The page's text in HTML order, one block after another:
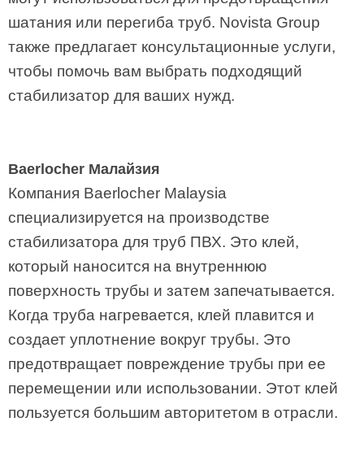
шатания или перегиба труб. Novista Group
также предлагает консультационные услуги,
чтобы помочь вам выбрать подходящий
стабилизатор для ваших нужд.
Baerlocher Малайзия
Компания Baerlocher Malaysia
специализируется на производстве
стабилизатора для труб ПВХ. Это клей,
который наносится на внутреннюю
поверхность трубы и затем запечатывается.
Когда труба нагревается, клей плавится и
создает уплотнение вокруг трубы. Это
предотвращает повреждение трубы при ее
перемещении или использовании. Этот клей
пользуется большим авторитетом в отрасли.